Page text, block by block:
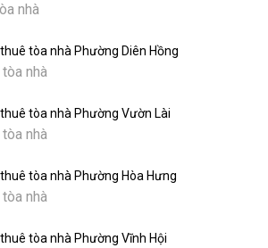
nhà
tòa nhà Phường Diên Hồng
nhà
tòa nhà Phường Vườn Lài
nhà
tòa nhà Phường Hòa Hưng
nhà
tòa nhà Phường Vĩnh Hội